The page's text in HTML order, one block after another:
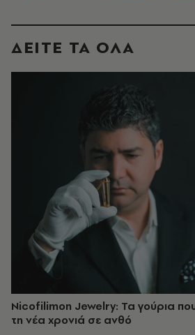
ΔΕΙΤΕ ΤΑ ΟΛΑ
Nicofilimon Jewelry: Τα γούρια
τη νέα χρονιά σε ανθό